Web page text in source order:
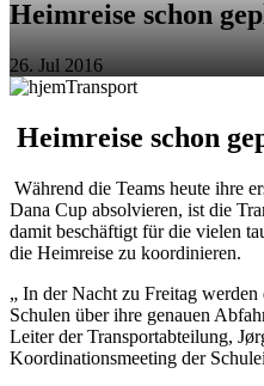
Heimreise schon
26. Jul 2016
Heimreise schon
Während die Teams heute ihre
Dana Cup absolvieren, ist die
damit beschäftigt für die vielen
die Heimreise zu koordinieren.
„ In der Nacht zu Freitag
Schulen über ihre genauen
Leiter der Transportabteilung,
Koordinationsmeeting der